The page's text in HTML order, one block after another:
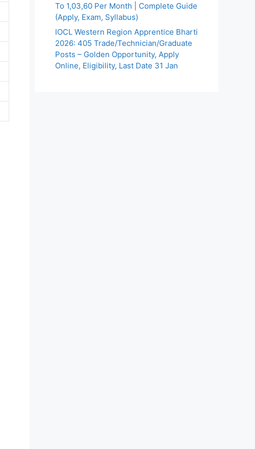
To 1,03,60 Per Month | Complete Guide
(Apply, Exam, Syllabus)
IOCL Western Region Apprentice Bharti
2026: 405 Trade/Technician/Graduate
Posts – Golden Opportunity, Apply
Online, Eligibility, Last Date 31 Jan